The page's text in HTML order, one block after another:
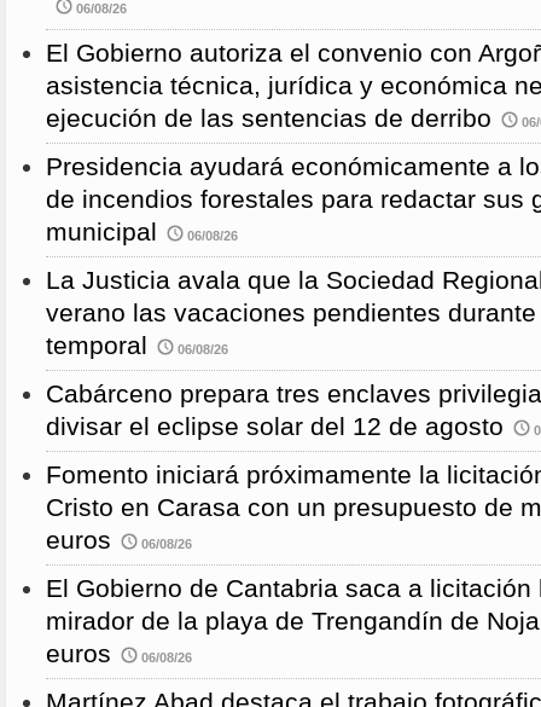
06/08/26
El Gobierno autoriza el convenio con
asistencia técnica, jurídica y económica
ejecución de las sentencias de derribo
Presidencia ayudará económicamente a
de incendios forestales para redactar sus
municipal
06/08/26
La Justicia avala que la Sociedad
verano las vacaciones pendientes
temporal
06/08/26
Cabárceno prepara tres enclaves
divisar el eclipse solar del 12 de agosto
Fomento iniciará próximamente la
Cristo en Carasa con un presupuesto de
euros
06/08/26
El Gobierno de Cantabria saca a
mirador de la playa de Trengandín de
euros
06/08/26